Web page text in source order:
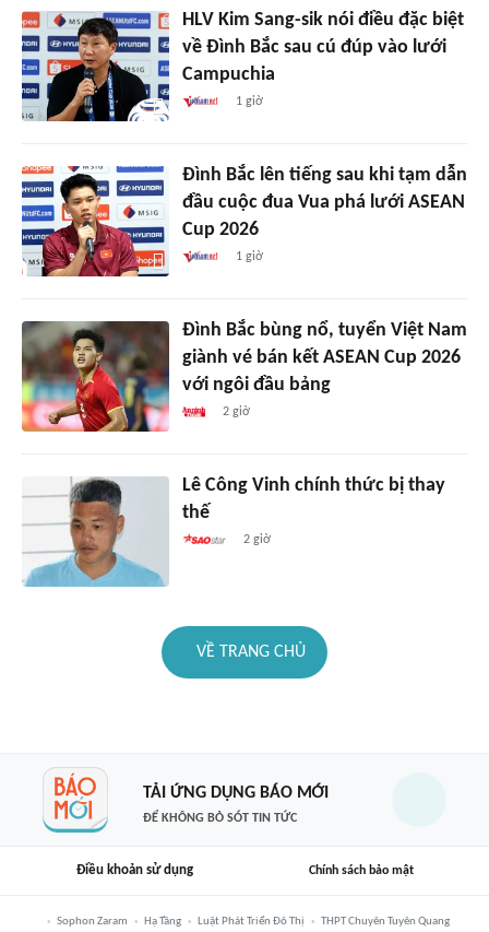
HLV Kim Sang-sik nói điều đặc biệt
về Đình Bắc sau cú đúp vào lưới
Campuchia
1 giờ
Đình Bắc lên tiếng sau khi tạm dẫn
đầu cuộc đua Vua phá lưới ASEAN
Cup 2026
1 giờ
Đình Bắc bùng nổ, tuyển Việt Nam
giành vé bán kết ASEAN Cup 2026
với ngôi đầu bảng
2 giờ
Lê Công Vinh chính thức bị thay
thế
2 giờ
VỀ TRANG CHỦ
TẢI ỨNG DỤNG BÁO MỚI
ĐỂ KHÔNG BỎ SÓT TIN TỨC
Điều khoản sử dụng Chính sách bảo mật
Sophon Zaram Hạ Tầng Luật Phát Triển Đô Thị THPT Chuyên Tuyên Quang